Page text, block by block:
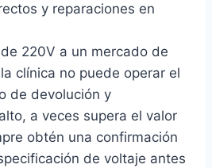
y reparaciones en
220V a un mercado de
clínica no puede operar el
de devolución y
a veces supera el valor
obtén una confirmación
de voltaje antes